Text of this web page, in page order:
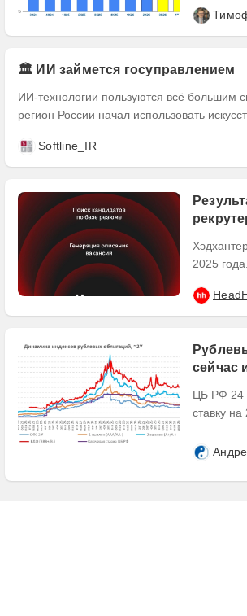
OIBDA
🏛️ ИИ займется госуправлением
ИИ-технологии пользуются всё большим
регион России начал использовать
Softline_IR
Хэдхантер запустил ИИ-помощника в конце
2025
2026...
сейчас
ЦБ РФ 24
ставку
его...